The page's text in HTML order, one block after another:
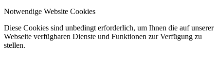
Notwendige Website Cookies
Diese Cookies sind unbedingt erforderlich, um Ihnen die auf unserer
Webseite verfügbaren Dienste und Funktionen zur Verfügung zu
stellen.